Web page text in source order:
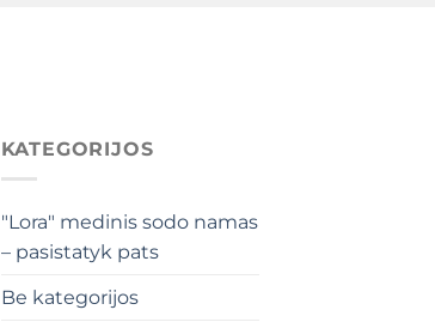
KATEGORIJOS
"Lora" medinis sodo namas
– pasistatyk pats
Be kategorijos